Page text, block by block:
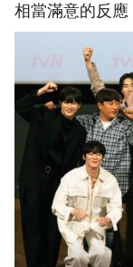
相當滿意的反應